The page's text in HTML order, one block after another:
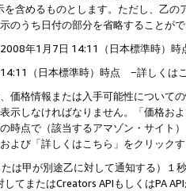
含めるものとします。ただし、乙
のうち日付の部分を省略することが
年1月7日 14:11（日本標準時）
（日本標準時）時点 −詳しくは
価格情報または入手可能性について
示しなければなりません。「価格
時点で（該当するアマゾン・サイト
よび「詳しくはこちら」をクリック
は甲が別途乙に対して通知する）
してまたはCreators APIもしくはPA